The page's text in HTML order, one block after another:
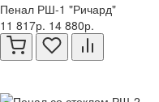
Пенал РШ-1 "Ричард"
11 817р. 14 880р.